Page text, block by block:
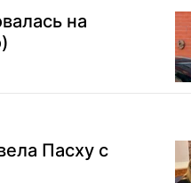
на
Пасху с